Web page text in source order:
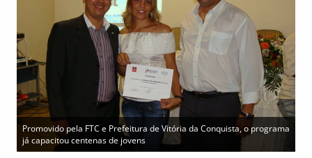
Promovido pela FTC e Prefeitura de Vitória da Conquista, o programa
já capacitou centenas de jovens